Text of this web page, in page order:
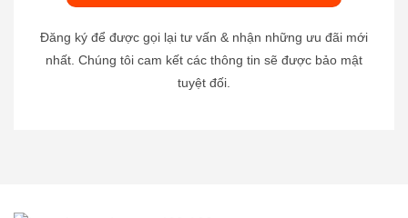
Đăng ký để được gọi lại tư vấn & nhận những ưu đãi mới
nhất. Chúng tôi cam kết các thông tin sẽ được bảo mật
tuyệt đối.